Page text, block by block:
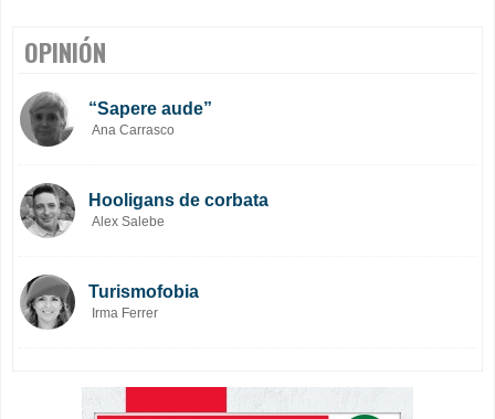
OPINIÓN
“Sapere aude”
Ana Carrasco
Hooligans de corbata
Alex Salebe
Turismofobia
Irma Ferrer